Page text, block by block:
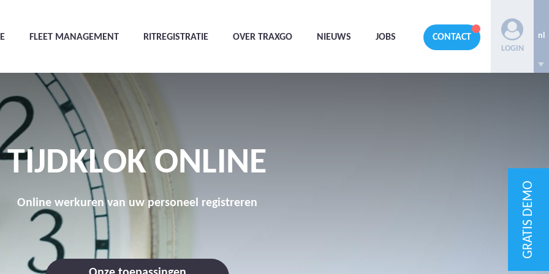
FLEET MANAGEMENT RITREGISTRATIE OVER TRAXGO NIEUWS JOBS CONTACT
LOGIN
nl
TIJDKLOK ONLINE
Online werkuren van uw personeel registreren GRATIS DEMO